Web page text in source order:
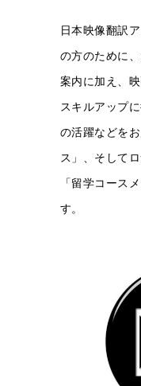
日本映像翻訳
の方のために
案内に加え、
スキルアップ
の活躍などを
ス」、そして
「留学コース
す。